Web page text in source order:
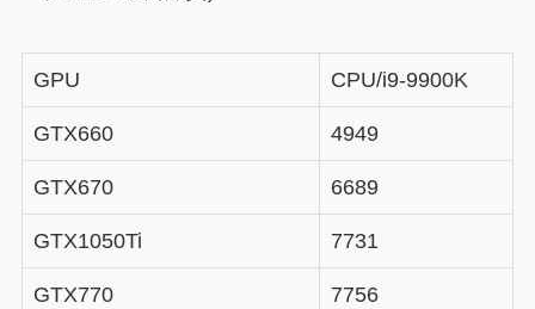
GPU CPU/i9-9900K
GTX660 4949
GTX670 6689
GTX1050Ti 7731
GTX770 7756